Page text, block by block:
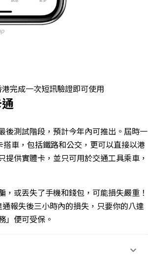
完成一次短訊驗證即可使用
後測試階段，預計今年內可推出。屆時一
車，包括鐵路和公交，更可以直接以港
提供實體卡，並只可用於交通工具乘車，
或丟失了手機和錢包，可能損失嚴重！
報失後三小時內的損失，只要你的八達
」便可受保。